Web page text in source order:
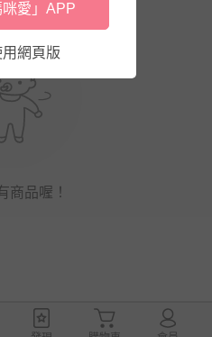
商品喔！
咪愛」APP
網頁版